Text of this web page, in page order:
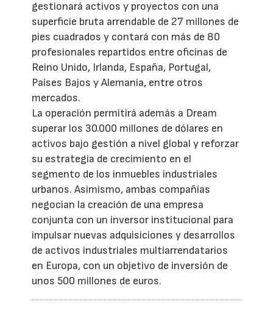
gestionará activos y proyectos con una
superficie bruta arrendable de 27 millones de
pies cuadrados y contará con más de 80
profesionales repartidos entre oficinas de
Reino Unido, Irlanda, España, Portugal,
Países Bajos y Alemania, entre otros
mercados.
La operación permitirá además a Dream
superar los 30.000 millones de dólares en
activos bajo gestión a nivel global y reforzar
su estrategia de crecimiento en el
segmento de los inmuebles industriales
urbanos. Asimismo, ambas compañías
negocian la creación de una empresa
conjunta con un inversor institucional para
impulsar nuevas adquisiciones y desarrollos
de activos industriales multiarrendatarios
en Europa, con un objetivo de inversión de
unos 500 millones de euros.